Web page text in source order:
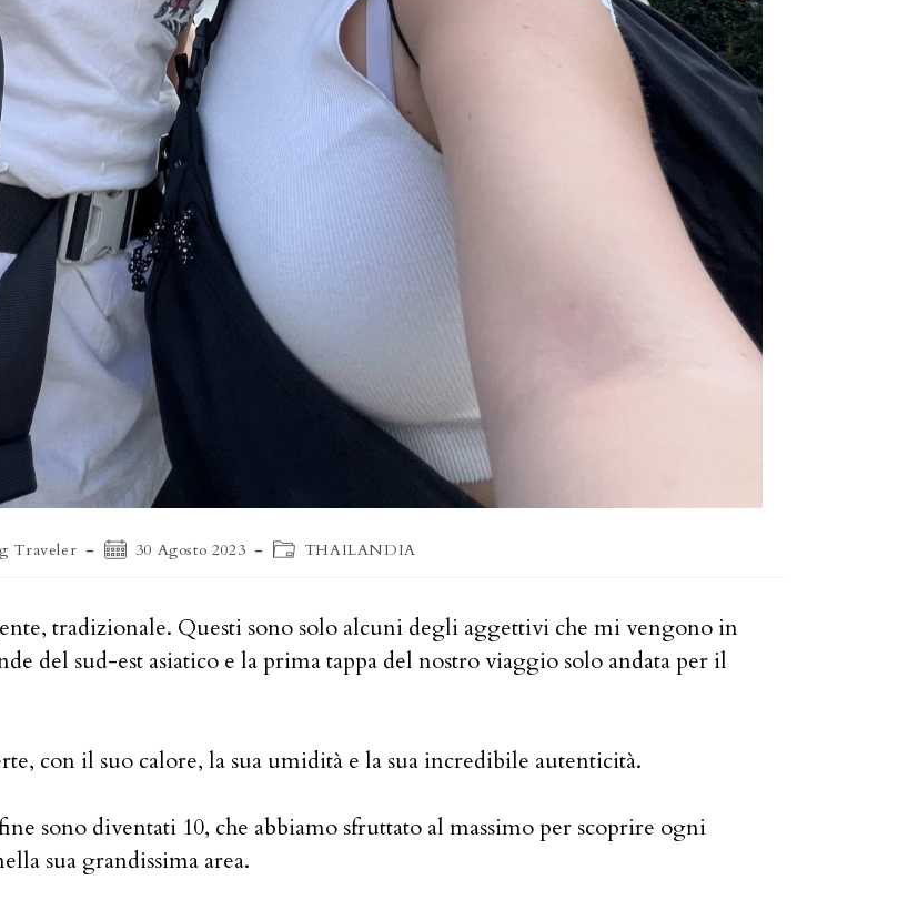
Traveler
Articolo30 Agosto 2023
Categoria
THAILANDIA
tradizionale. Questi sono solo alcuni degli aggettivi che mi vengono in
del sud-est asiatico e la prima tappa del nostro viaggio solo andata per il
con il suo calore, la sua umidità e la sua incredibile autenticità.
sono diventati 10, che abbiamo sfruttato al massimo per scoprire ogni
sua grandissima area.